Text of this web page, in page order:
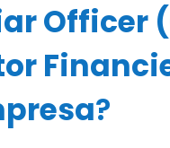
Officer
?